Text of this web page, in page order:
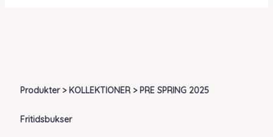
Produkter > KOLLEKTIONER > PRE SPRING 2025
Fritidsbukser